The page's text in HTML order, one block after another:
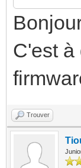
C'est
Trouver